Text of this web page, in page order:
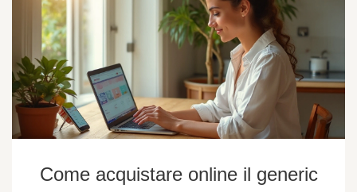
Come acquistare online il generic